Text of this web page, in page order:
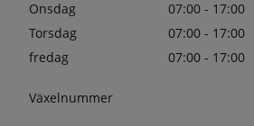
Onsdag
07:00 - 17:00
Torsdag
07:00 - 17:00
fredag
07:00 - 17:00
Växelnummer